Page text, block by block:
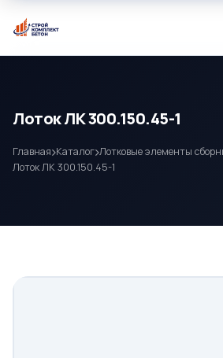
Лоток ЛК 300.150.45-1
Главная Каталог Лотковые элементы
Лоток ЛК 300.150.45-1